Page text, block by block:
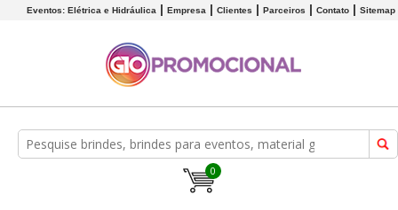
Eventos: Elétrica e Hidráulica Empresa Clientes Parceiros Contato Sitemap
0